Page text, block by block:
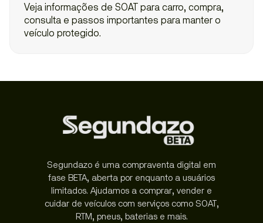
Veja informações de SOAT para carro, compra,
consulta e passos importantes para manter o
veículo protegido.
Segundazo é uma compraventa digital em
fase BETA, aberta por enquanto a usuários
limitados. Ajudamos a comprar, vender e
cuidar de veículos com serviços como SOAT,
RTM, pneus, baterias e mais.